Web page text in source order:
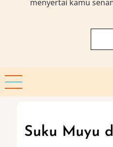
menyertai kamu
Suku Muyu